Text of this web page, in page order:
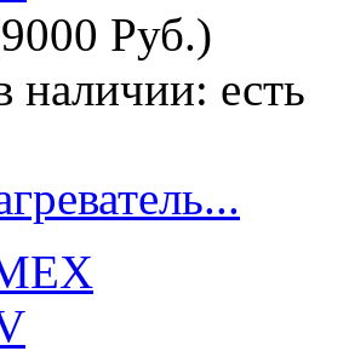
Руб.)
наличии: есть